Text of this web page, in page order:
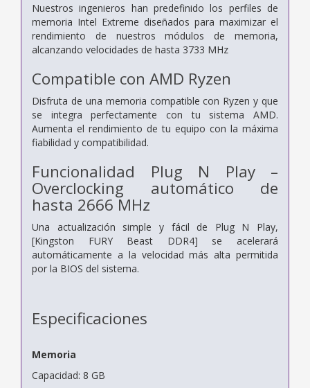
Nuestros ingenieros han predefinido los perfiles de
memoria Intel Extreme diseñados para maximizar el
rendimiento de nuestros módulos de memoria,
alcanzando velocidades de hasta 3733 MHz
Compatible con AMD Ryzen
Disfruta de una memoria compatible con Ryzen y que
se integra perfectamente con tu sistema AMD.
Aumenta el rendimiento de tu equipo con la máxima
fiabilidad y compatibilidad.
Funcionalidad Plug N Play –
Overclocking automático de
hasta 2666 MHz
Una actualización simple y fácil de Plug N Play,
[Kingston FURY Beast DDR4] se acelerará
automáticamente a la velocidad más alta permitida
por la BIOS del sistema.
Especificaciones
Memoria
Capacidad: 8 GB